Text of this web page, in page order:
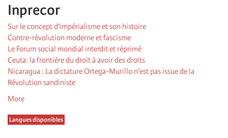
Inprecor
Sur le concept d’impérialisme et son histoire
Contre-révolution moderne et fascisme
Le Forum social mondial interdit et réprimé
Ceuta: la frontière du droit à avoir des droits
Nicaragua : La dictature Ortega-Murillo n’est pas issue de la
Révolution sandiniste
More
Langues disponibles